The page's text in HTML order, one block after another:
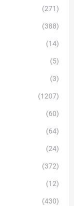
(271)
(388)
(14)
(5)
(3)
(1207)
(60)
(64)
(24)
(372)
(12)
(430)